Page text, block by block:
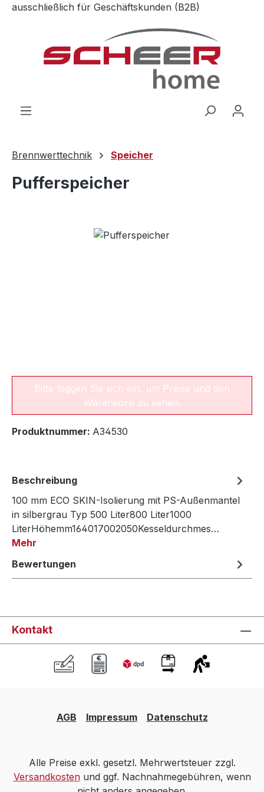
Zum Hauptinhalt springen
ausschließlich für Geschäftskunden (B2B)
Brennwerttechnik Speicher
Pufferspeicher
Bildergalerie überspringen
Bitte loggen Sie sich ein, um Preise und den
Warenkorb zu sehen.
Produktnummer: A34530
Beschreibung
100 mm ECO SKIN-Isolierung mit PS-Außenmantel
in silbergrau Typ 500 Liter800 Liter1000
LiterHöhemm164017002050Kesseldurchmes…
Mehr
Bewertungen
Kontakt
AGB Impressum Datenschutz
Alle Preise exkl. gesetzl. Mehrwertsteuer zzgl.
Versandkostenund ggf. Nachnahmegebühren, wenn